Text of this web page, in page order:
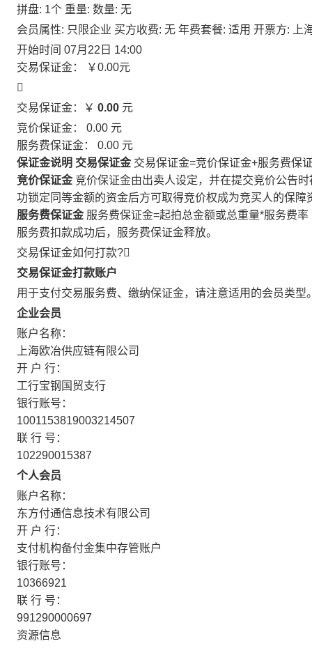
拼盘: 1个 重量: 数量: 无
会员属性: 只限企业 买方收费: 无 年费套餐: 适用 开票方: 上
开始时间 07月22日 14:00
交易保证金：
￥0.00元

交易保证金：￥ 0.00 元
竞价保证金： 0.00 元
服务费保证金： 0.00 元
保证金说明 交易保证金 交易保证金=竞价保证金+服务费保
竞价保证金 竞价保证金由出卖人设定，并在提交竞价公告
功锁定同等金额的资金后方可取得竞价权成为竞买人的保障
服务费保证金 服务费保证金=起拍总金额或总重量*服务费率
服务费扣款成功后，服务费保证金释放。
交易保证金如何打款?
交易保证金打款账户
用于支付交易服务费、缴纳保证金，请注意适用的会员类型
企业会员
账户名称：
上海欧冶供应链有限公司
开 户 行：
工行宝钢国贸支行
银行账号：
1001153819003214507
联 行 号：
102290015387
个人会员
账户名称：
东方付通信息技术有限公司
开 户 行：
支付机构备付金集中存管账户
银行账号：
10366921
联 行 号：
991290000697
资源信息